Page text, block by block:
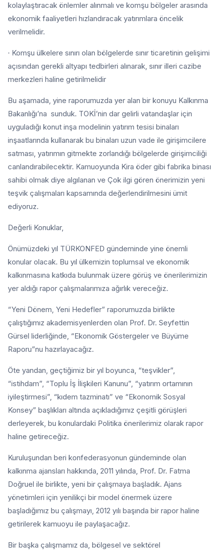
kolaylaştıracak önlemler alınmalı ve komşu bölgeler arasında
ekonomik faaliyetleri hızlandıracak yatırımlara öncelik
verilmelidir.
· Komşu ülkelere sınırı olan bölgelerde sınır ticaretinin gelişimi
açısından gerekli altyapı tedbirleri alınarak, sınır illeri cazibe
merkezleri haline getirilmelidir
Bu aşamada, yine raporumuzda yer alan bir konuyu Kalkınma
Bakanlığı’na sunduk. TOKİ’nin dar gelirli vatandaşlar için
uyguladığı konut inşa modelinin yatırım tesisi binaları
inşaatlarında kullanarak bu binaları uzun vade ile girişimcilere
satması, yatırımın gitmekte zorlandığı bölgelerde girişimciliği
canlandırabilecektir. Kamuoyunda Kira öder gibi fabrika binası
sahibi olmak diye algılanan ve Çok ilgi gören önerimizin yeni
teşvik çalışmaları kapsamında değerlendirilmesini ümit
ediyoruz.
Değerli Konuklar,
Önümüzdeki yıl TÜRKONFED gündeminde yine önemli
konular olacak. Bu yıl ülkemizin toplumsal ve ekonomik
kalkınmasına katkıda bulunmak üzere görüş ve önerilerimizin
yer aldığı rapor çalışmalarımıza ağırlık vereceğiz.
“Yeni Dönem, Yeni Hedefler” raporumuzda birlikte
çalıştığımız akademisyenlerden olan Prof. Dr. Seyfettin
Gürsel liderliğinde, “Ekonomik Göstergeler ve Büyüme
Raporu”nu hazırlayacağız.
Öte yandan, geçtiğimiz bir yıl boyunca, “teşvikler”,
“istihdam”, “Toplu İş İlişkileri Kanunu”, “yatırım ortamının
iyileştirmesi”, “kıdem tazminatı” ve “Ekonomik Sosyal
Konsey” başlıkları altında açıkladığımız çeşitli görüşleri
derleyerek, bu konulardaki Politika önerilerimiz olarak rapor
haline getireceğiz.
Kuruluşundan beri konfederasyonun gündeminde olan
kalkınma ajansları hakkında, 2011 yılında, Prof. Dr. Fatma
Doğruel ile birlikte, yeni bir çalışmaya başladık. Ajans
yönetimleri için yenilikçi bir model önermek üzere
başladığımız bu çalışmayı, 2012 yılı başında bir rapor haline
getirilerek kamuoyu ile paylaşacağız.
Bir başka çalışmamız da, bölgesel ve sektörel